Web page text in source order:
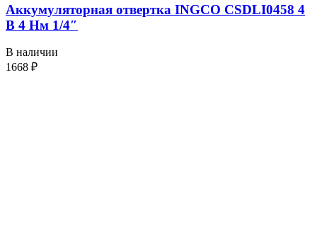
Аккумуляторная отвертка INGCO CSDLI0458 4
В 4 Нм 1/4″
В наличии
1668 ₽